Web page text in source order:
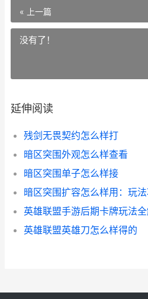
« 上一篇
没有了！
延伸阅读
残剑无畏契约怎么样打
暗区突围外观怎么样查看
暗区突围单子怎么样接
暗区突围扩容怎么样用：玩
英雄联盟手游后期卡牌玩法
英雄联盟英雄刀怎么样得的